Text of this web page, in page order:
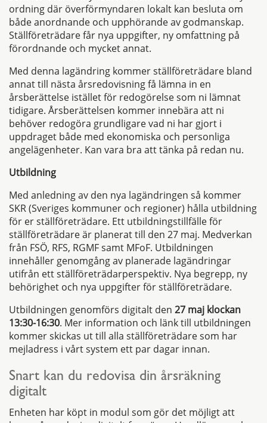
ordning där överförmyndaren lokalt kan besluta om
både anordnande och upphörande av godmanskap.
Ställföreträdare får nya uppgifter, ny omfattning på
förordnande och mycket annat.
Med denna lagändring kommer ställföreträdare bland
annat till nästa årsredovisning få lämna in en
årsberättelse istället för redogörelse som ni lämnat
tidigare. Årsberättelsen kommer innebära att ni
behöver redogöra grundligare vad ni har gjort i
uppdraget både med ekonomiska och personliga
angelägenheter. Kan vara bra att tänka på redan nu.
Utbildning
Med anledning av den nya lagändringen så kommer
SKR (Sveriges kommuner och regioner) hålla utbildning
för er ställföreträdare. Ett utbildningstillfälle för
ställföreträdare är planerat till den 27 maj. Medverkan
från FSÖ, RFS, RGMF samt MFoF. Utbildningen
innehåller genomgång av planerade lagändringar
utifrån ett ställföreträdarperspektiv. Nya begrepp, ny
behörighet och nya uppgifter för ställföreträdare.
Utbildningen genomförs digitalt den 27 maj klockan
13:30-16:30. Mer information och länk till utbildningen
kommer skickas ut till alla ställföreträdare som har
mejladress i vårt system ett par dagar innan.
Snart kan du redovisa din årsräkning
digitalt
Enheten har köpt in modul som gör det möjligt att